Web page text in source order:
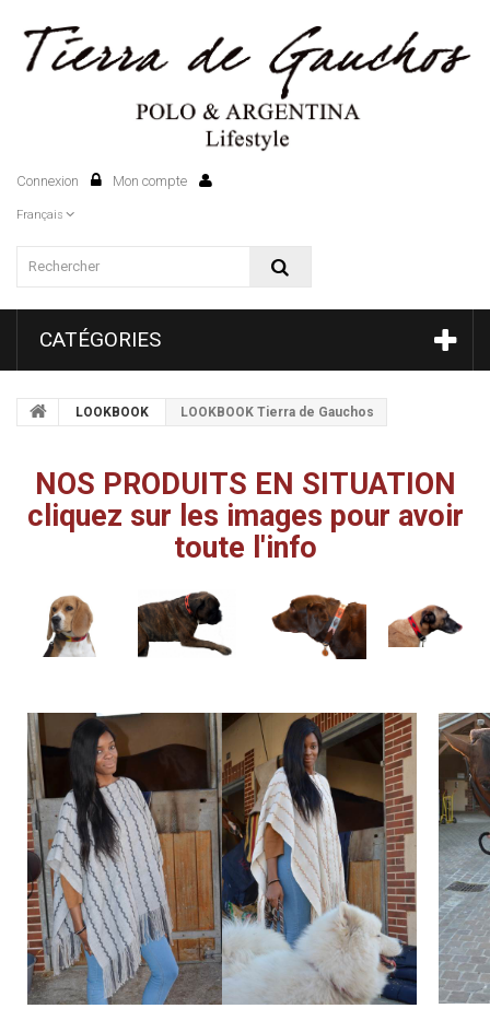
Connexion Mon compte
Français
CATÉGORIES
LOOKBOOK LOOKBOOK Tierra de Gauchos
NOS PRODUITS EN SITUATION
cliquez sur les images pour avoir
toute l'info